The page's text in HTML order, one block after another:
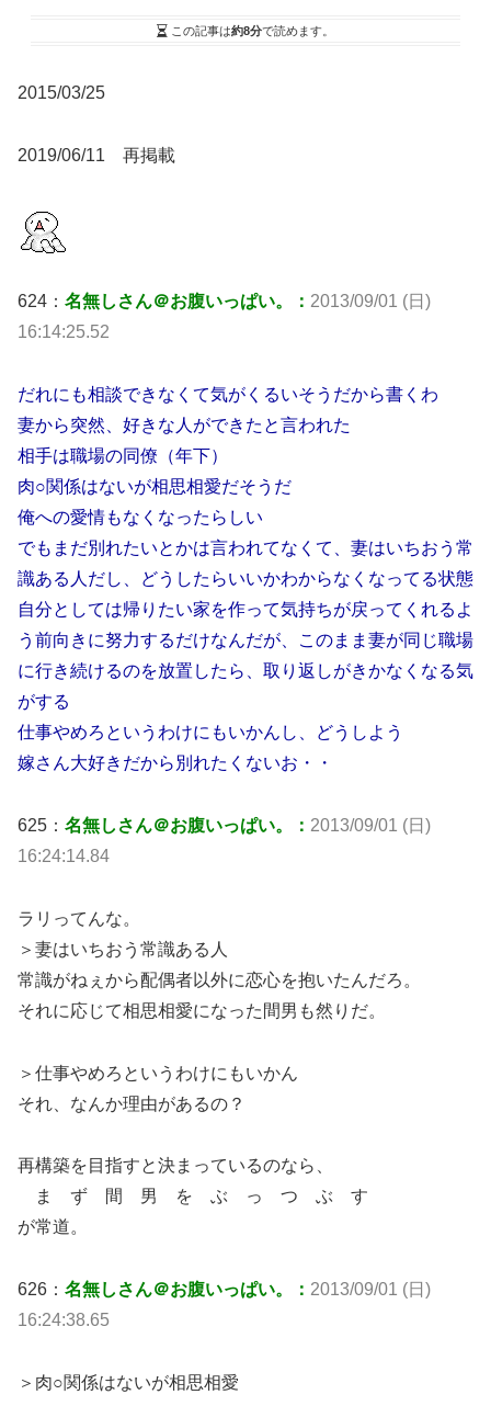
この記事は約8分で読めます。
2015/03/25
2019/06/11 再掲載
624： 名無しさん＠お腹いっぱい。： 2013/09/01 (日)
16:14:25.52
だれにも相談できなくて気がくるいそうだから書くわ
妻から突然、好きな人ができたと言われた
相手は職場の同僚（年下）
肉○関係はないが相思相愛だそうだ
俺への愛情もなくなったらしい
でもまだ別れたいとかは言われてなくて、妻はいちおう常
識ある人だし、どうしたらいいかわからなくなってる状態
自分としては帰りたい家を作って気持ちが戻ってくれるよ
う前向きに努力するだけなんだが、このまま妻が同じ職場
に行き続けるのを放置したら、取り返しがきかなくなる気
がする
仕事やめろというわけにもいかんし、どうしよう
嫁さん大好きだから別れたくないお・・
625： 名無しさん＠お腹いっぱい。： 2013/09/01 (日)
16:24:14.84
ラリってんな。
＞妻はいちおう常識ある人
常識がねぇから配偶者以外に恋心を抱いたんだろ。
それに応じて相思相愛になった間男も然りだ。
＞仕事やめろというわけにもいかん
それ、なんか理由があるの？
再構築を目指すと決まっているのなら、
ま ず 間 男 を ぶ っ つ ぶ す
が常道。
626： 名無しさん＠お腹いっぱい。： 2013/09/01 (日)
16:24:38.65
＞肉○関係はないが相思相愛